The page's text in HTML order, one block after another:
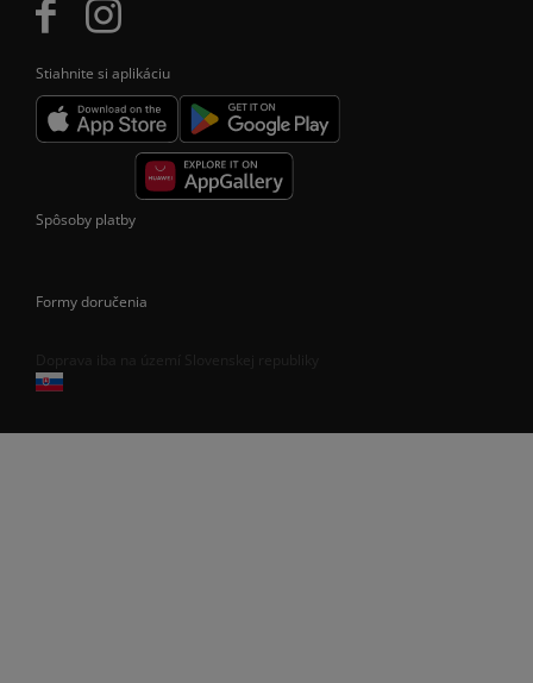
Stiahnite si aplikáciu
Spôsoby platby
Formy doručenia